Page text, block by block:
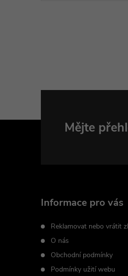
Mějte
Informace pro vás
Reklamovat nebo vrátit
O nás
Obchodní podmínky
Podmínky užití webu